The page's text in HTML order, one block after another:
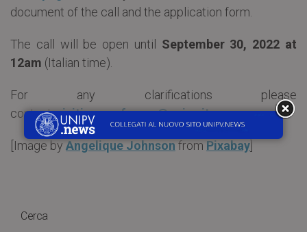
document of the call and the application form.
The call will be open until September 30, 2022 at
12am (Italian time).
For any clarifications please
contact:visiting.professor@unipv.it
[Image by Angelique Johnson from Pixabay]
Cerca